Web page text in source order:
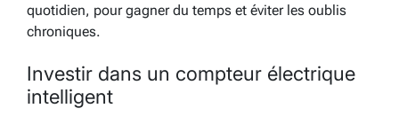
quotidien, pour gagner du temps et éviter les oublis
chroniques.
Investir dans un compteur électrique
intelligent